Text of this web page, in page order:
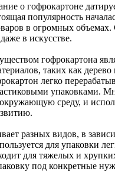
о гофрокартоне
популярность
в огромных объемах.
в искусстве.
гофрокартона
таких как
легко
упаковками.
среду, и
разных видов, в
для упаковки
для тяжелых и
под конкретные